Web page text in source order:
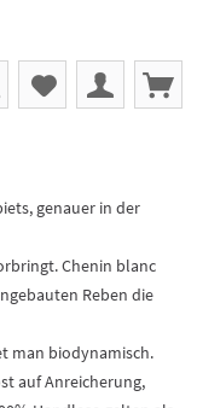
genauer in der
Chenin blanc
Reben die
man biodynamisch.
auf Anreicherung,